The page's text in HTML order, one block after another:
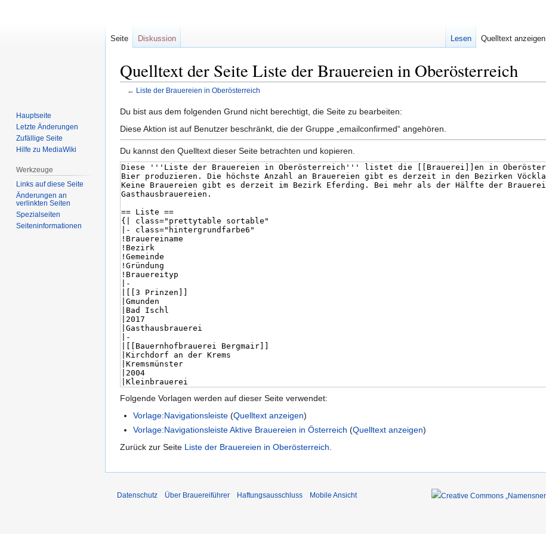
Quelltext der Seite Liste der Brauereien in Oberösterreich
← Liste der Brauereien in Oberösterreich
Zur
Navigation
Zur
Suche
Du bist aus dem folgenden Grund nicht berechtigt, die Seite zu bearbeiten:
Diese Aktion ist auf Benutzer beschränkt, die der Gruppe „emailconfirmed“ angehören.
Du kannst den Quelltext dieser Seite betrachten und kopieren.
Folgende Vorlagen werden auf dieser Seite verwendet:
Vorlage:Navigationsleiste (Quelltext anzeigen)
Vorlage:Navigationsleiste Aktive Brauereien in Österreich (Quelltext anzeigen)
Zurück zur Seite Liste der Brauereien in Oberösterreich
Seite Diskussion Lesen Quelltext anzeigen
Hauptseite
Letzte Änderungen
Zufällige Seite
Hilfe zu MediaWiki
Werkzeuge
Links auf diese Seite
Änderungen an
verlinkten Seiten
Spezialseiten
Seiten­informationen
Datenschutz Über Brauereiführer Haftungsausschluss Mobile Ansicht